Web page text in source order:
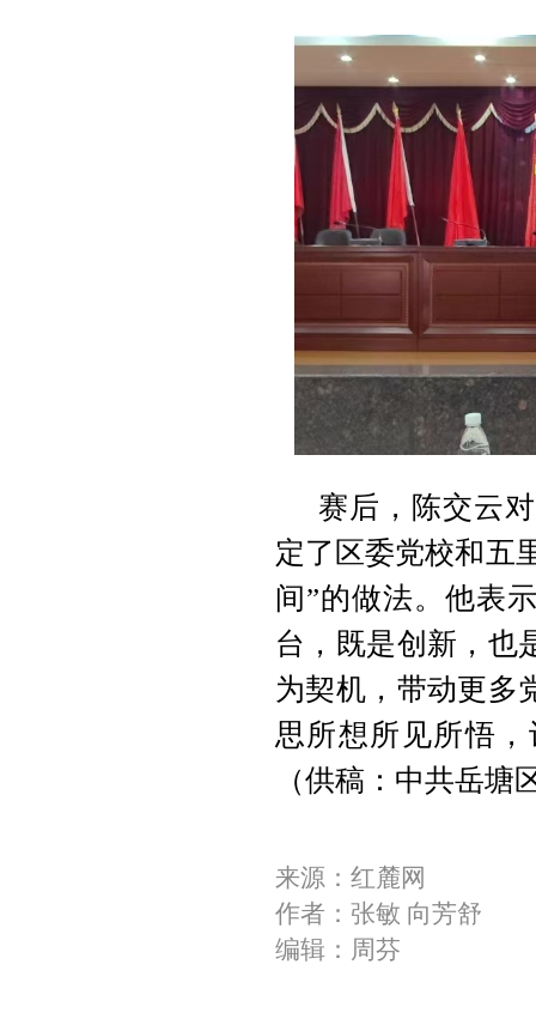
赛后，陈交云
定了区委党校和五
间”的做法。他表
台，既是创新，也
为契机，带动更多
思所想所见所悟
（供稿：中共岳塘
来源：红麓网
作者：张敏 向芳舒
编辑：周芬